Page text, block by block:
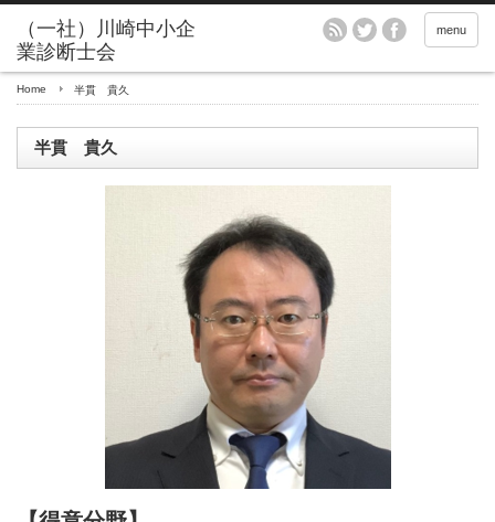
menu
Home 半貫 貴久
半貫 貴久